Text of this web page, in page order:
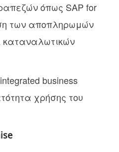
όπως SAP for
των αποπληρωμών
business
χρήσης του